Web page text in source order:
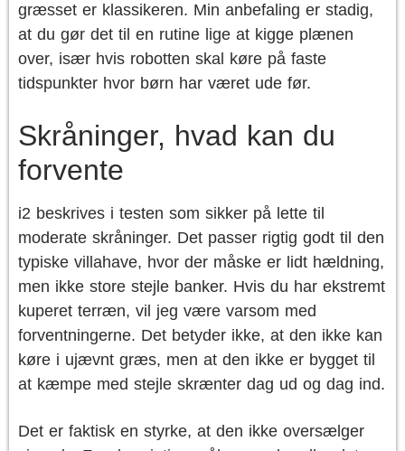
græsset er klassikeren. Min anbefaling er stadig,
at du gør det til en rutine lige at kigge plænen
over, især hvis robotten skal køre på faste
tidspunkter hvor børn har været ude før.
Skråninger, hvad kan du
forvente
i2 beskrives i testen som sikker på lette til
moderate skråninger. Det passer rigtig godt til den
typiske villahave, hvor der måske er lidt hældning,
men ikke store stejle banker. Hvis du har ekstremt
kuperet terræn, vil jeg være varsom med
forventningerne. Det betyder ikke, at den ikke kan
køre i ujævnt græs, men at den ikke er bygget til
at kæmpe med stejle skrænter dag ud og dag ind.
Det er faktisk en styrke, at den ikke oversælger